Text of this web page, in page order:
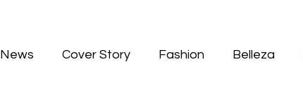
News Cover Story Fashion Belleza